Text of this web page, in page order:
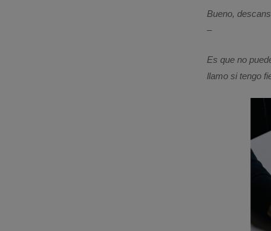
Bueno,
–
Es que no
llamo si tengo